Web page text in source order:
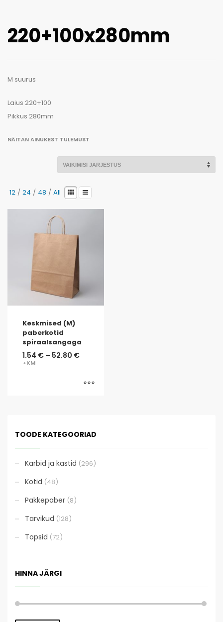
220+100x280mm
M suurus
Laius 220+100
Pikkus 280mm
NÄITAN AINUKEST TULEMUST
12 / 24 / 48 / All
Keskmised (M)
paberkotid
spiraalsangaga
1.54 € – 52.80 €
TOODE KATEGOORIAD
Karbid ja kastid (296)
Kotid (48)
Pakkepaber (8)
Tarvikud (128)
Topsid (72)
HINNA JÄRGI